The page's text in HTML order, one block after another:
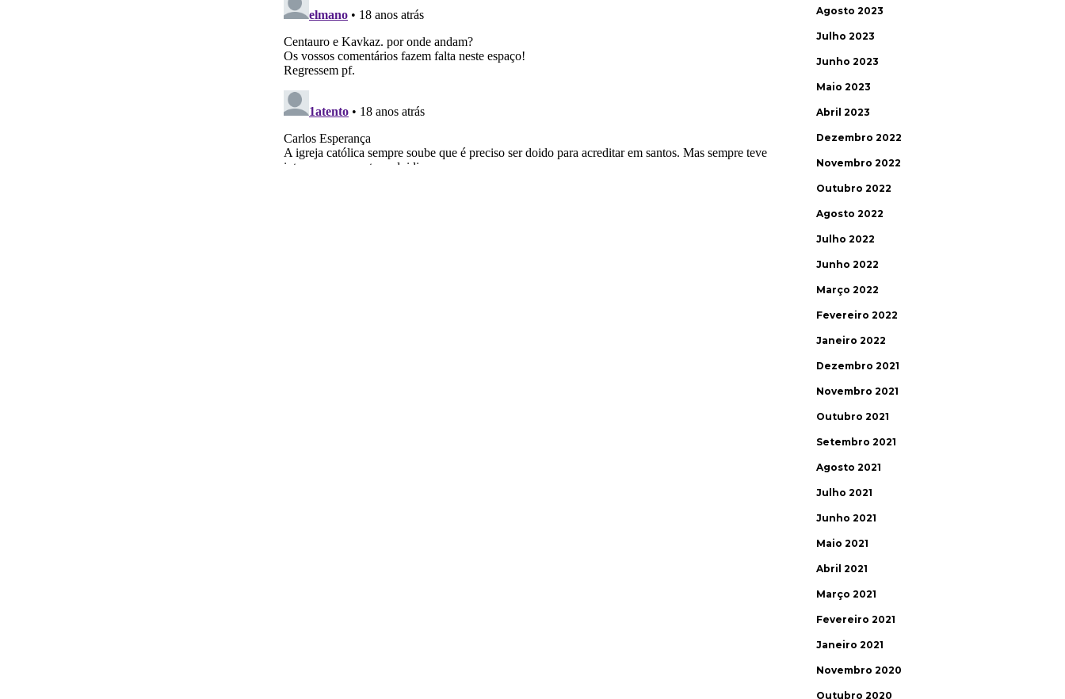
Agosto 2023
Julho 2023
Junho 2023
Maio 2023
Abril 2023
Dezembro 2022
Novembro 2022
Outubro 2022
Agosto 2022
Julho 2022
Junho 2022
Março 2022
Fevereiro 2022
Janeiro 2022
Dezembro 2021
Novembro 2021
Outubro 2021
Setembro 2021
Agosto 2021
Julho 2021
Junho 2021
Maio 2021
Abril 2021
Março 2021
Fevereiro 2021
Janeiro 2021
Novembro 2020
Outubro 2020